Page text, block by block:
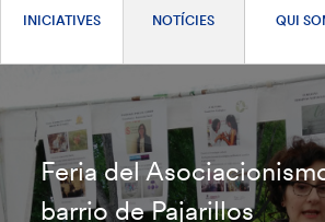
INICIATIVES NOTÍCIES QUI
Feria del
barrio de Pajarillos